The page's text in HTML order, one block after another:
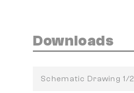
Downloads
Schematic Drawing 1/2